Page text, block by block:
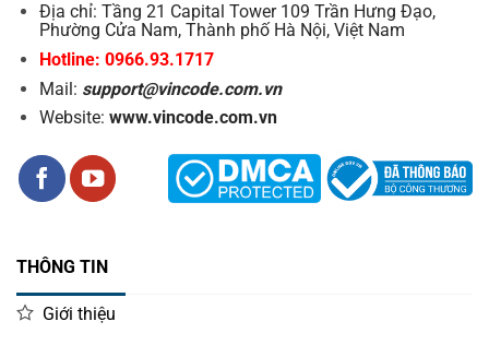
Địa chỉ: Tầng 21 Capital Tower 109 Trần Hưng Đạo,
Phường Cửa Nam, Thành phố Hà Nội, Việt Nam
Hotline: 0966.93.1717
Mail: support@vincode.com.vn
Website: www.vincode.com.vn
THÔNG TIN
Giới thiệu